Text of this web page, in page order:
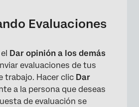
Evaluaciones
Dar opinión a los demás
evaluaciones de tus
trabajo. Hacer clic Dar
a la persona que deseas
de evaluación se